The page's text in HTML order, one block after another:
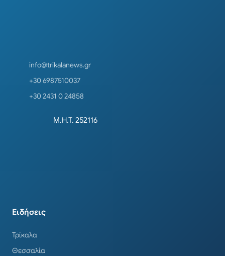
info@trikalanews.gr
+30 6987510037
+30 2431 0 24858
Μ.Η.Τ. 252116
Ειδήσεις
Τρίκαλα
Θεσσαλία